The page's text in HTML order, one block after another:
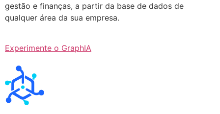
gestão e finanças, a partir da base de dados de
qualquer área da sua empresa.
Experimente o GraphIA